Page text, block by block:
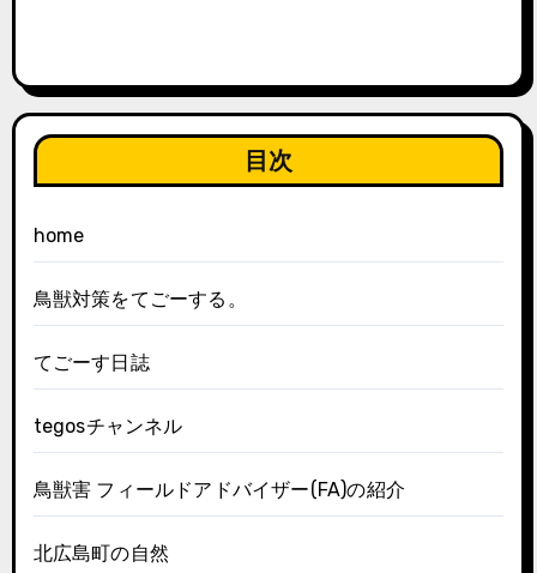
目次
home
鳥獣対策をてごーする。
てごーす日誌
tegosチャンネル
鳥獣害 フィールドアドバイザー(FA)の紹介
北広島町の自然